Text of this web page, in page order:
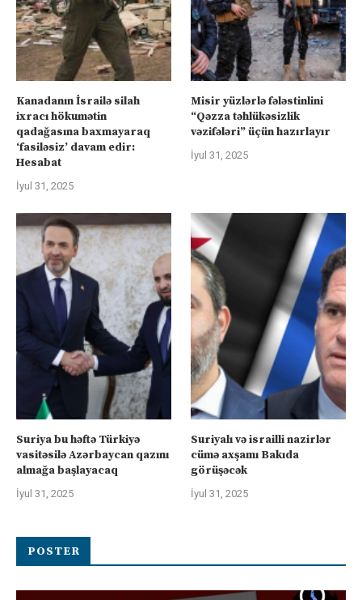
Kanadanın İsrailə silah
ixracı hökumətin
qadağasına baxmayaraq
‘fasiləsiz’ davam edir:
Hesabat
İyul 31, 2025
Misir yüzlərlə fələstinlini
“Qəzza təhlükəsizlik
vəzifələri” üçün hazırlayır
İyul 31, 2025
Suriya bu həftə Türkiyə
vasitəsilə Azərbaycan qazını
almağa başlayacaq
İyul 31, 2025
Suriyalı və israilli nazirlər
cümə axşamı Bakıda
görüşəcək
İyul 31, 2025
POSTER